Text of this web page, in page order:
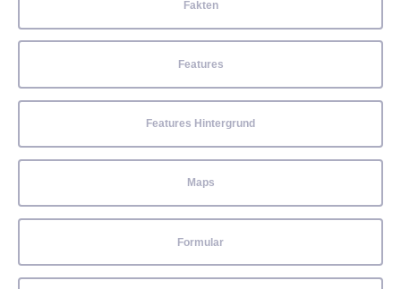
Fakten
Features
Features Hintergrund
Maps
Formular